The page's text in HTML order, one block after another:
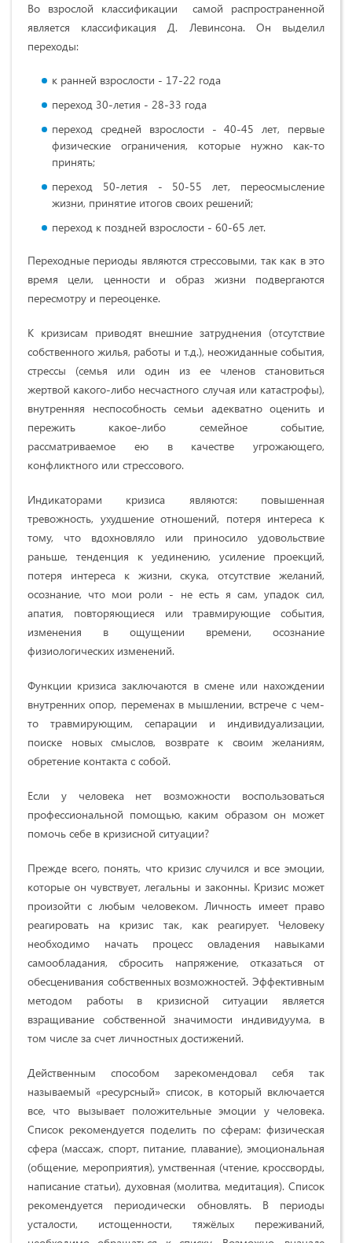
Во взрослой классификации самой распространенной
является классификация Д. Левинсона. Он выделил
переходы:
к ранней взрослости - 17-22 года
переход 30-летия - 28-33 года
переход средней взрослости - 40-45 лет, первые
физические ограничения, которые нужно как-то
принять;
переход 50-летия - 50-55 лет, переосмысление
жизни, принятие итогов своих решений;
переход к поздней взрослости - 60-65 лет.
Переходные периоды являются стрессовыми, так как в это
время цели, ценности и образ жизни подвергаются
пересмотру и переоценке.
К кризисам приводят внешние затруднения (отсутствие
собственного жилья, работы и т.д.), неожиданные события,
стрессы (семья или один из ее членов становиться
жертвой какого-либо несчастного случая или катастрофы),
внутренняя неспособность семьи адекватно оценить и
пережить какое-либо семейное событие,
рассматриваемое ею в качестве угрожающего,
конфликтного или стрессового.
Индикаторами кризиса являются: повышенная
тревожность, ухудшение отношений, потеря интереса к
тому, что вдохновляло или приносило удовольствие
раньше, тенденция к уединению, усиление проекций,
потеря интереса к жизни, скука, отсутствие желаний,
осознание, что мои роли - не есть я сам, упадок сил,
апатия, повторяющиеся или травмирующие события,
изменения в ощущении времени, осознание
физиологических изменений.
Функции кризиса заключаются в смене или нахождении
внутренних опор, переменах в мышлении, встрече с чем-
то травмирующим, сепарации и индивидуализации,
поиске новых смыслов, возврате к своим желаниям,
обретение контакта с собой.
Если у человека нет возможности воспользоваться
профессиональной помощью, каким образом он может
помочь себе в кризисной ситуации?
Прежде всего, понять, что кризис случился и все эмоции,
которые он чувствует, легальны и законны. Кризис может
произойти с любым человеком. Личность имеет право
реагировать на кризис так, как реагирует. Человеку
необходимо начать процесс овладения навыками
самообладания, сбросить напряжение, отказаться от
обесценивания собственных возможностей. Эффективным
методом работы в кризисной ситуации является
взращивание собственной значимости индивидуума, в
том числе за счет личностных достижений.
Действенным способом зарекомендовал себя так
называемый «ресурсный» список, в который включается
все, что вызывает положительные эмоции у человека.
Список рекомендуется поделить по сферам: физическая
сфера (массаж, спорт, питание, плавание), эмоциональная
(общение, мероприятия), умственная (чтение, кроссворды,
написание статьи), духовная (молитва, медитация). Список
рекомендуется периодически обновлять. В периоды
усталости, истощенности, тяжёлых переживаний,